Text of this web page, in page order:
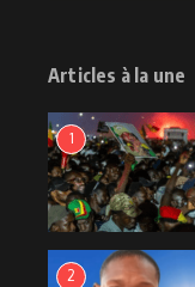
Articles à la une
1
2